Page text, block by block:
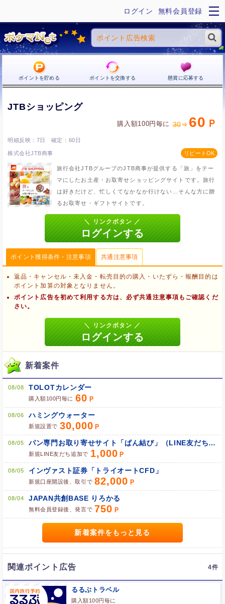
ログイン 無料会員登録
ポイントを貯める ポイントを交換する 懸賞に応募する
JTBショッピング
購入額100円毎に 30 60
7日 60日
株式会社JTB商事
旅行会社JTBグループのJTB商事が提供する「旅」をテー
マにしたお土産・お取寄せショッピングサイトです。旅行
は好きだけど、忙しくてなかなか行けない…そんな方に贈
るお取寄せ・ギフトサイトです。
ポイント獲得条件・注意事項 共通注意事項
返品・キャンセル・未入金・転売目的の購入・いたずら・報酬目的は
ポイント加算の対象となりません。
ポイント広告を初めて利用する方は、必ず共通注意事項もご確認くだ
さい。
ブラウザのクッキー情報を削除する
ブラウザのアプリ、ウィンドウ、タブを閉じる
他のサイトにアクセスする
ブラウザのクッキー情報を全て削除してブラウザを再起動
ポケマNetにログインして「ポイント対象リンク」からポイント
広告を利用
新着案件
08/08 TOLOTカレンダー
購入額100円毎に 60
08/06 ハミングウォーター
新規設置で 30,000
08/05 パン専門お取り寄せサイト「ぱん結び」（LINE友だち追加）
新規LINE友だち追加で 1,000
08/05 インヴァスト証券「トライオートCFD」
新規口座開設後、取引で 82,000
08/04 JAPAN共創BASE りろかる
無料会員登録後、発言で 750
新着案件をもっと見る
関連ポイント広告 4
るるぶトラベル
購入額100円毎に